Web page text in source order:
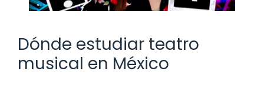
Dónde estudiar teatro
musical en México